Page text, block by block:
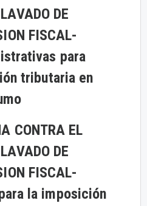
DE
FISCAL-
para
tributaria en
CONTRA EL
DE
FISCAL-
la imposición